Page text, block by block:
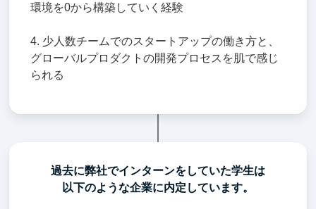
環境を0から構築していく経験
4. 少人数チームでのスタートアップの働き方と、
グローバルプロダクトの開発プロセスを肌で感じ
られる
過去に弊社でインターンをしていた学生は
以下のような企業に内定しています。